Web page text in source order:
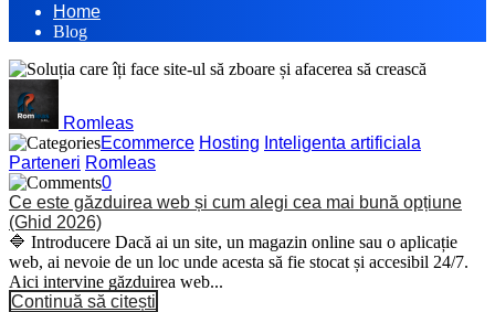
Home
Blog
Romleas
Ecommerce Hosting Inteligenta artificiala
Parteneri Romleas
0
Ce este găzduirea web și cum alegi cea mai bună opțiune
(Ghid 2026)
🔷 Introducere Dacă ai un site, un magazin online sau o aplicație
web, ai nevoie de un loc unde acesta să fie stocat și accesibil 24/7.
Aici intervine găzduirea web...
Continuă să citești